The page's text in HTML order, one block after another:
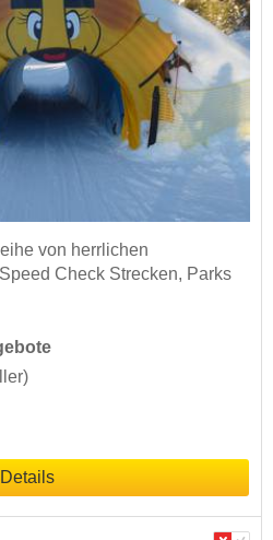
von herrlichen
Check Strecken, Parks
Details